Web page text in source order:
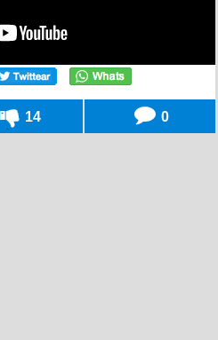
14 0